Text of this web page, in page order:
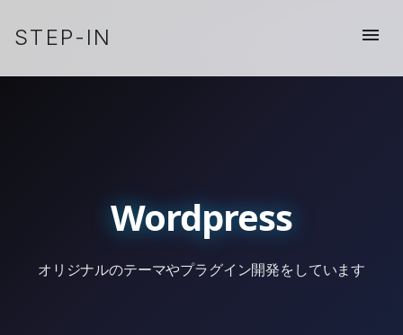
STEP-IN menu
Wordpress
オリジナルのテーマやプラグイン開発をしています